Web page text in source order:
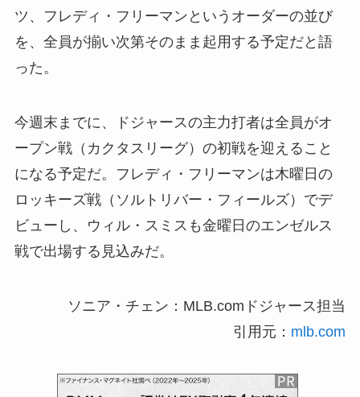
ツ、フレディ・フリーマンというオーダーの並び
を、全員が揃い次第そのまま起用する予定だと語
った。
今週末までに、ドジャースの主力打者は全員がオ
ープン戦（カクタスリーグ）の初戦を迎えること
になる予定だ。フレディ・フリーマンは木曜日の
ロッキーズ戦（ソルトリバー・フィールズ）でデ
ビューし、ウィル・スミスも金曜日のエンゼルス
戦で出場する見込みだ。
ソニア・チェン：MLB.comドジャース担当
引用元： mlb.com